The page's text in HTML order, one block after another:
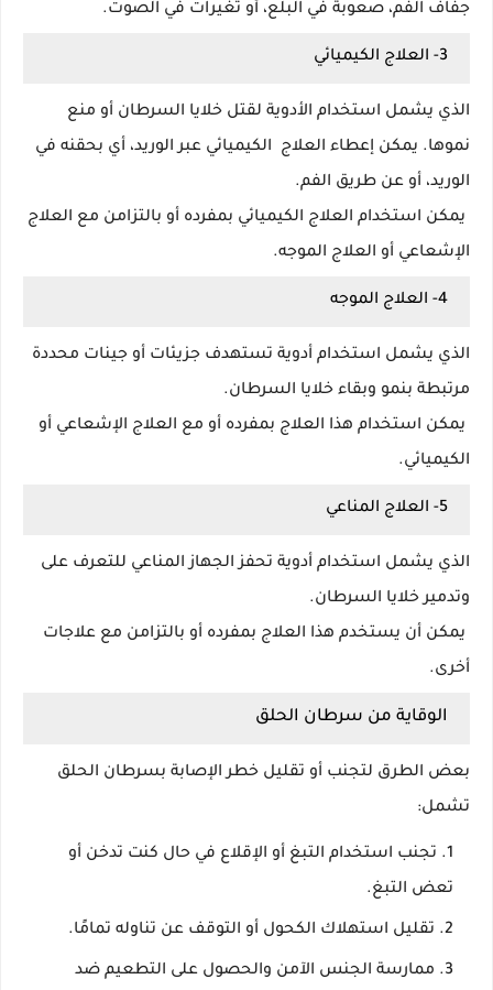
جفاف الفم، صعوبة في البلع، أو تغيرات في الصوت.
3- العلاج الكيميائي
الذي يشمل استخدام الأدوية لقتل خلايا السرطان أو منع
نموها. يمكن إعطاء العلاج الكيميائي عبر الوريد، أي بحقنه في
الوريد، أو عن طريق الفم.
يمكن استخدام العلاج الكيميائي بمفرده أو بالتزامن مع العلاج
الإشعاعي أو العلاج الموجه.
4- العلاج الموجه
الذي يشمل استخدام أدوية تستهدف جزيئات أو جينات محددة
مرتبطة بنمو وبقاء خلايا السرطان.
يمكن استخدام هذا العلاج بمفرده أو مع العلاج الإشعاعي أو
الكيميائي.
5- العلاج المناعي
الذي يشمل استخدام أدوية تحفز الجهاز المناعي للتعرف على
وتدمير خلايا السرطان.
يمكن أن يستخدم هذا العلاج بمفرده أو بالتزامن مع علاجات
أخرى.
الوقاية من سرطان الحلق
بعض الطرق لتجنب أو تقليل خطر الإصابة بسرطان الحلق
تشمل:
تجنب استخدام التبغ أو الإقلاع في حال كنت تدخن أو
تعض التبغ.
تقليل استهلاك الكحول أو التوقف عن تناوله تمامًا.
ممارسة الجنس الآمن والحصول على التطعيم ضد